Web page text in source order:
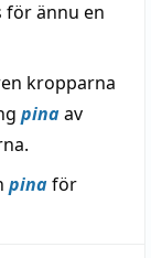
för ännu en
kropparna
pinaav
pinaför